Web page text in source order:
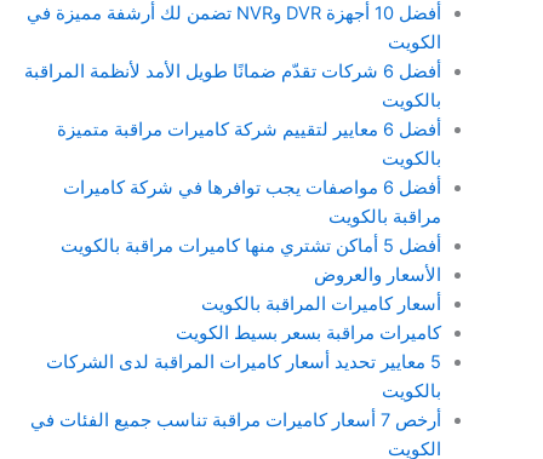
أفضل 10 أجهزة DVR وNVR تضمن لك أرشفة مميزة في
الكويت
أفضل 6 شركات تقدّم ضمانًا طويل الأمد لأنظمة المراقبة
بالكويت
أفضل 6 معايير لتقييم شركة كاميرات مراقبة متميزة
بالكويت
أفضل 6 مواصفات يجب توافرها في شركة كاميرات
مراقبة بالكويت
أفضل 5 أماكن تشتري منها كاميرات مراقبة بالكويت
الأسعار والعروض
أسعار كاميرات المراقبة بالكويت
كاميرات مراقبة بسعر بسيط الكويت
5 معايير تحديد أسعار كاميرات المراقبة لدى الشركات
بالكويت
أرخص 7 أسعار كاميرات مراقبة تناسب جميع الفئات في
الكويت